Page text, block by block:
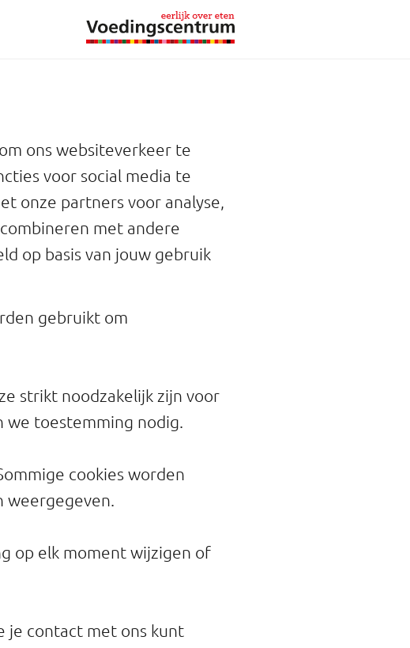
ons websiteverkeer te
voor social media te
onze partners voor analyse,
met andere
op basis van jouw gebruik
gebruikt om
strikt noodzakelijk zijn voor
we toestemming nodig.
cookies worden
weergegeven.
op elk moment wijzigen of
je contact met ons kunt